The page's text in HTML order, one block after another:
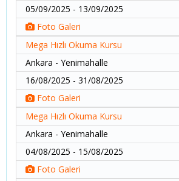
05/09/2025 - 13/09/2025
Foto Galeri
Mega Hızlı Okuma Kursu
Ankara - Yenimahalle
16/08/2025 - 31/08/2025
Foto Galeri
Mega Hızlı Okuma Kursu
Ankara - Yenimahalle
04/08/2025 - 15/08/2025
Foto Galeri